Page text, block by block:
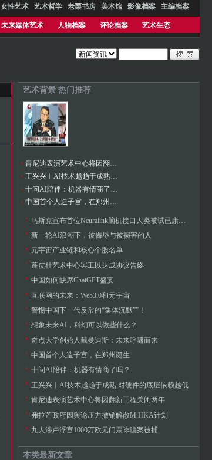
女性艺术 艺术哲学 老栗书房 美术馆 影像档案 主编档案
未来媒体艺术 人物档案 评论档案 艺术生态
艺术背景 热门推荐
肯尼迪表演艺术中心将因翻新工程关闭两年
中国首个人造子宫，在郑州诞生
马斯克宣布首位Neuralink脑机接口人类被试已康复，医学专家批评“不是科学”
新一轮AI浪潮下，被侮辱与被损害的人
元宇宙产业链和核心个股名单
蓬皮杜艺术中心罢工以达成协议告终
中国如何缺席ChatGPT盛宴
互联网的未来：Web3.0和元宇宙
警惕中国下一代反常的“集体沉默””！
想象未来AI，科幻可以做些什么？
奇点大学创始人戴曼迪斯：未来呼啸而来
中国首个人造子宫，在郑州诞生
十问AI陪伴：机器有情商了吗？
王兴兴︱AI技术越趋于成熟 对硬件的底层依赖越低
肯尼迪表演艺术中心将因翻新工程关闭两年
弗拉芒政府因舆论压力撤销解散M HKA计划
九人涉卢浮宫1000万欧元门票诈骗案被捕
本类最新文章